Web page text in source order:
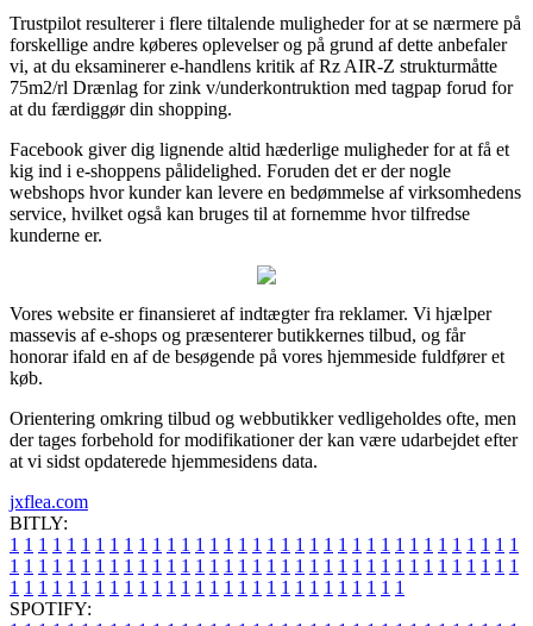
Trustpilot resulterer i flere tiltalende muligheder for at se nærmere på
forskellige andre køberes oplevelser og på grund af dette anbefaler
vi, at du eksaminerer e-handlens kritik af Rz AIR-Z strukturmåtte
75m2/rl Drænlag for zink v/underkontruktion med tagpap forud for
at du færdiggør din shopping.
Facebook giver dig lignende altid hæderlige muligheder for at få et
kig ind i e-shoppens pålidelighed. Foruden det er der nogle
webshops hvor kunder kan levere en bedømmelse af virksomhedens
service, hvilket også kan bruges til at fornemme hvor tilfredse
kunderne er.
Vores website er finansieret af indtægter fra reklamer. Vi hjælper
massevis af e-shops og præsenterer butikkernes tilbud, og får
honorar ifald en af de besøgende på vores hjemmeside fuldfører et
køb.
Orientering omkring tilbud og webbutikker vedligeholdes ofte, men
der tages forbehold for modifikationer der kan være udarbejdet efter
at vi sidst opdaterede hjemmesidens data.
jxflea.com
BITLY:
1 1 1 1 1 1 1 1 1 1 1 1 1 1 1 1 1 1 1 1 1 1 1 1 1 1 1 1 1 1 1 1 1 1 1 1
1 1 1 1 1 1 1 1 1 1 1 1 1 1 1 1 1 1 1 1 1 1 1 1 1 1 1 1 1 1 1 1 1 1 1 1
1 1 1 1 1 1 1 1 1 1 1 1 1 1 1 1 1 1 1 1 1 1 1 1 1 1 1 1
SPOTIFY: